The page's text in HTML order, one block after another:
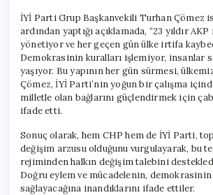
İYİ Parti Grup Başkanvekili Turhan Çömez
ardından yaptığı açıklamada, “23 yıldır
yönetiyor ve her geçen gün ülke irtifa
Demokrasinin kuralları işlemiyor, insanlar
yaşıyor. Bu yapının her gün sürmesi,
Çömez, İYİ Parti’nin yoğun bir çalışma
milletle olan bağlarını güçlendirmek için
ifade etti.
Sonuç olarak, hem CHP hem de İYİ Parti,
değişim arzusu olduğunu vurgulayarak, bu
rejiminden halkın değişim talebini
Doğru eylem ve mücadelenin,
sağlayacağına inandıklarını ifade ettiler.